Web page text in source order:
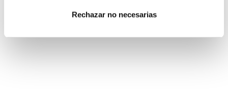
Rechazar no necesarias